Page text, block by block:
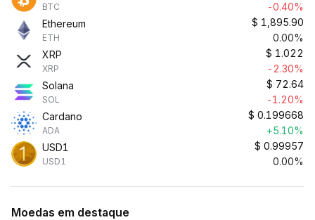
BTC
-0.40%
Ethereum
ETH
$ 1,895.90
0.00%
XRP
XRP
$ 1.022
-2.30%
Solana
SOL
$ 72.64
-1.20%
Cardano
ADA
$ 0.199668
+5.10%
USD1
USD1
$ 0.99957
0.00%
Moedas em destaque